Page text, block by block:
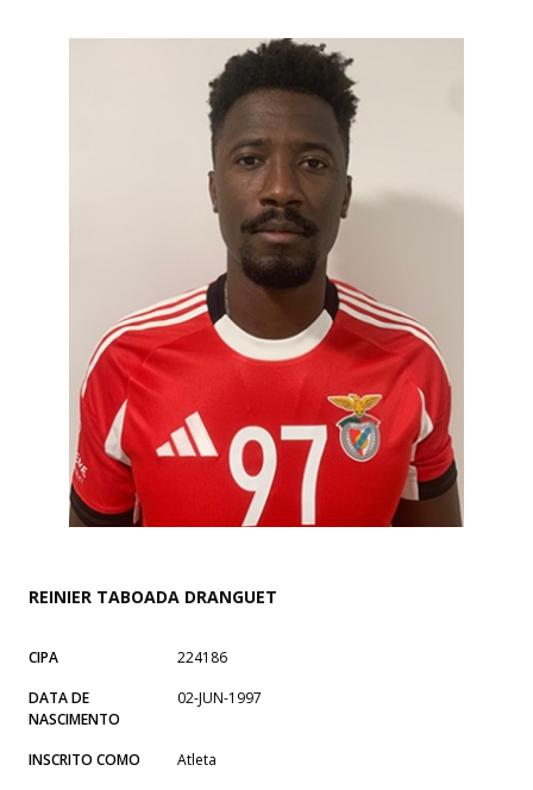
REINIER TABOADA DRANGUET
CIPA
224186
DATA DE
NASCIMENTO
02-JUN-1997
INSCRITO COMO Atleta